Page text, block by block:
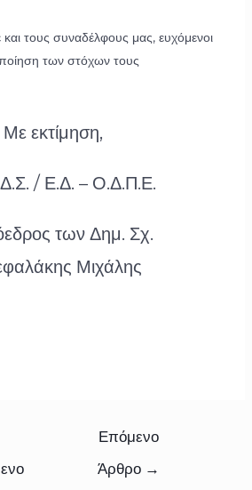
τους συναδέλφους μας, ευχόμενοι
των στόχων τους
Με εκτίμηση,
Δ.Σ. / Ε.Δ. – Ο.Δ.Π.Ε.
των Δημ. Σχ.
Μιχάλης
Επόμενο
Άρθρο →